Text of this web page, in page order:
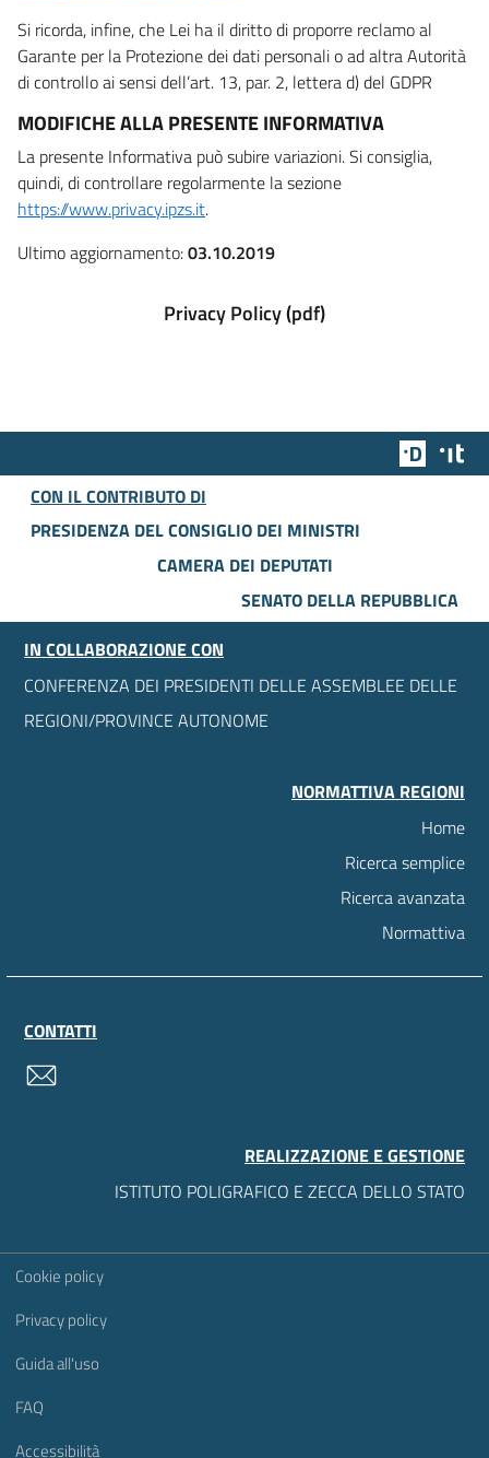
Si ricorda, infine, che Lei ha il diritto di proporre reclamo al
Garante per la Protezione dei dati personali o ad altra Autorità
di controllo ai sensi dell’art. 13, par. 2, lettera d) del GDPR
MODIFICHE ALLA PRESENTE INFORMATIVA
La presente Informativa può subire variazioni. Si consiglia,
quindi, di controllare regolarmente la sezione
https://www.privacy.ipzs.it.
Ultimo aggiornamento:03.10.2019
Privacy Policy (pdf)
Team
CON IL CONTRIBUTO DI
PRESIDENZA DEL CONSIGLIO DEI MINISTRI
CAMERA DEI DEPUTATI
SENATO DELLA REPUBBLICA
IN COLLABORAZIONE CON
CONFERENZA DEI PRESIDENTI DELLE ASSEMBLEE DELLE
REGIONI/PROVINCE AUTONOME
NORMATTIVA REGIONI
Home
Ricerca semplice
Ricerca avanzata
Normattiva
CONTATTI
REALIZZAZIONE E GESTIONE
ISTITUTO POLIGRAFICO E ZECCA DELLO STATO
Sezione Link Utili
Cookie policy
Privacy policy
Guida all'uso
FAQ
Accessibilità